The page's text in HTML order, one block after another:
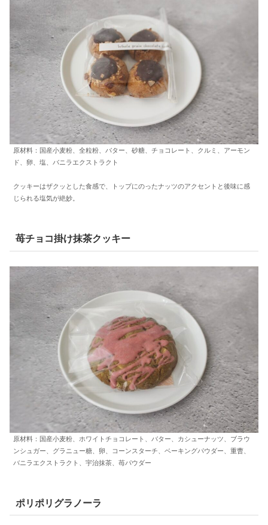
原材料：国産小麦粉、全粒粉、バター、砂糖、チョコレート、クルミ、アーモン
ド、卵、塩、バニラエクストラクト
クッキーはザクッとした食感で、トップにのったナッツのアクセントと後味に感
じられる塩気が絶妙。
苺チョコ掛け抹茶クッキー
原材料：国産小麦粉、ホワイトチョコレート、バター、カシューナッツ、ブラウ
ンシュガー、グラニュー糖、卵、コーンスターチ、ベーキングパウダー、重曹、
バニラエクストラクト、宇治抹茶、苺パウダー
ポリポリグラノーラ